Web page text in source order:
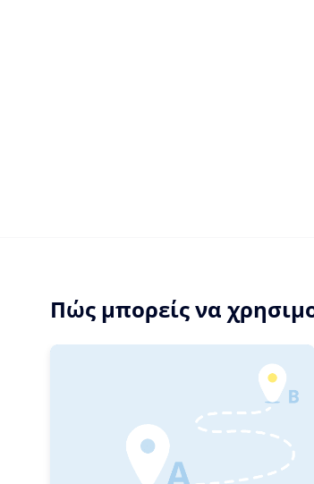
Πώς μπορείς να